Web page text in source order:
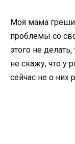
Моя мама
проблемы со
этого не
не скажу, что у
сейчас не о них